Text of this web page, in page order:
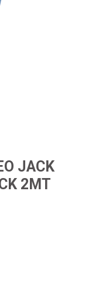
JACK
2MT